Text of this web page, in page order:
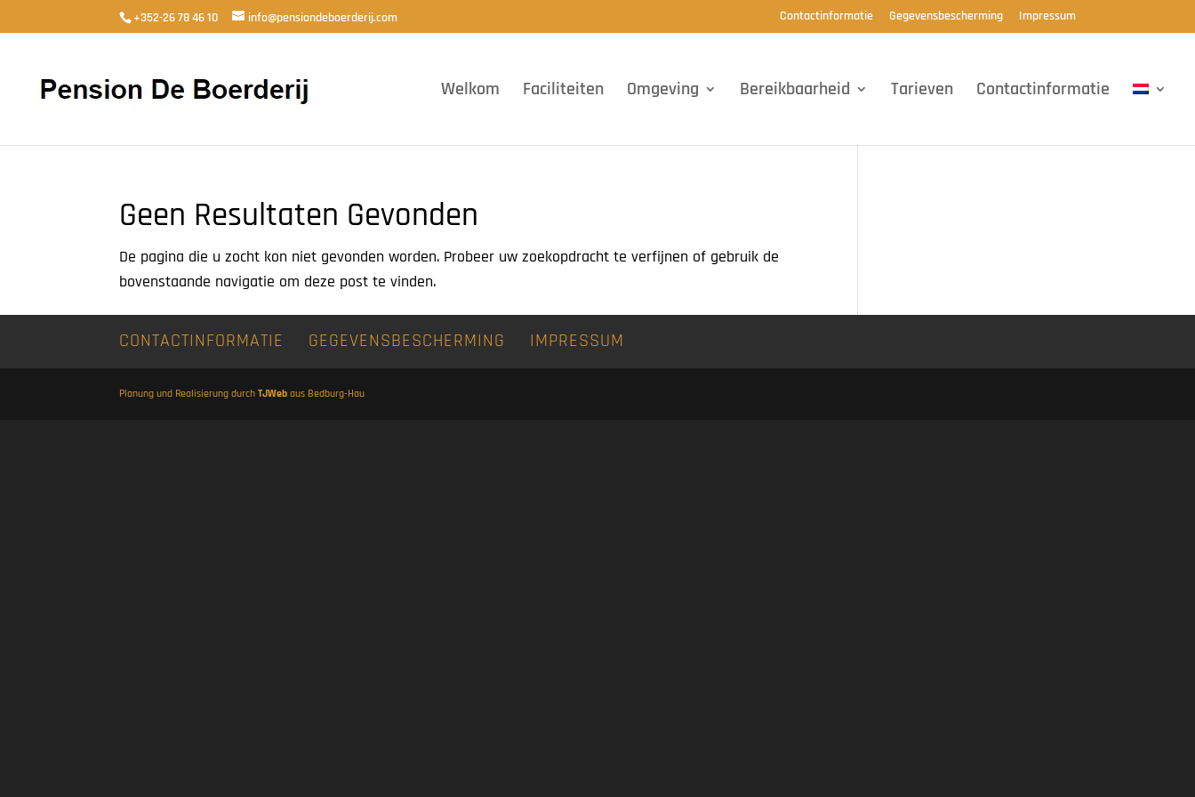
+352-26 78 46 10 info@pensiondeboerderij.com Contactinformatie Gegevensbescherming Impressum
Welkom Faciliteiten Omgeving Bereikbaarheid Tarieven Contactinformatie
Geen Resultaten Gevonden
De pagina die u zocht kon niet gevonden worden. Probeer uw zoekopdracht te verfijnen of gebruik de
bovenstaande navigatie om deze post te vinden.
CONTACTINFORMATIE GEGEVENSBESCHERMING IMPRESSUM
Planung und Realisierung durchTJWeb aus Bedburg-Hau